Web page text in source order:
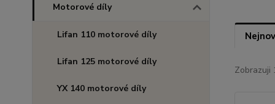
Motorové díly
Lifan 110 motorové díly
Lifan 125 motorové díly
YX 140 motorové díly
Zobrazuji